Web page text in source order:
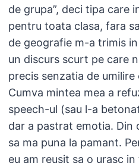
de grupa”, deci tipa care
pentru toata clasa, fara
de geografie m-a trimis
un discurs scurt pe care
precis senzatia de
Cumva mintea mea a
speech-ul (sau l-a
dar a pastrat emotia. Din
sa ma puna la pamant.
eu am reusit sa o urasc